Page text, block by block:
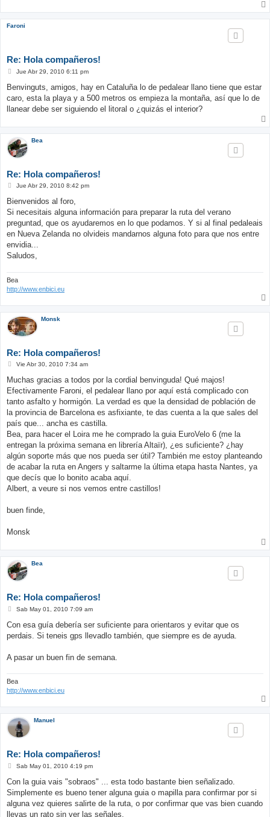
Faroni
Re: Hola compañeros!
M
n
a
j
Jue Abr 29, 2010 6:11 pm
Benvinguts, amigos, hay en Cataluña lo de pedalear llano tiene que estar
caro, esta la playa y a 500 metros os empieza la montaña, así que lo de
llanear debe ser siguiendo el litoral o ¿quizás el interior?
Bea
Re: Hola compañeros!
M
n
a
j
Jue Abr 29, 2010 8:42 pm
Bienvenidos al foro,
Si necesitais alguna información para preparar la ruta del verano
preguntad, que os ayudaremos en lo que podamos. Y si al final pedaleais
en Nueva Zelanda no olvideis mandarnos alguna foto para que nos entre
envidia...
Saludos,
Bea
http://www.enbici.eu
Monsk
Re: Hola compañeros!
M
n
a
j
Vie Abr 30, 2010 7:34 am
Muchas gracias a todos por la cordial benvinguda! Qué majos!
Efectivamente Faroni, el pedalear llano por aquí está complicado con
tanto asfalto y hormigón. La verdad es que la densidad de población de
la provincia de Barcelona es asfixiante, te das cuenta a la que sales del
país que... ancha es castilla.
Bea, para hacer el Loira me he comprado la guia EuroVelo 6 (me la
entregan la próxima semana en librería Altaïr), ¿es suficiente? ¿hay
algún soporte más que nos pueda ser útil? También me estoy planteando
de acabar la ruta en Angers y saltarme la última etapa hasta Nantes, ya
que decís que lo bonito acaba aquí.
Albert, a veure si nos vemos entre castillos!
buen finde,
Monsk
Bea
Re: Hola compañeros!
M
n
a
Sab May 01, 2010 7:09 am
Con esa guía debería ser suficiente para orientaros y evitar que os
perdais. Si teneis gps llevadlo también, que siempre es de ayuda.
A pasar un buen fin de semana.
Bea
http://www.enbici.eu
Manuel
Re: Hola compañeros!
M
n
a
j
e
Sab May 01, 2010 4:19 pm
Con la guia vais "sobraos" ... esta todo bastante bien señalizado.
Simplemente es bueno tener alguna guia o mapilla para confirmar por si
alguna vez quieres salirte de la ruta, o por confirmar que vas bien cuando
llevas un rato sin ver las señales.